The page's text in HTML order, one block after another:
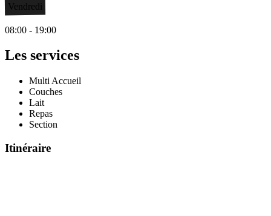
Vendredi
08:00 - 19:00
Les services
Multi Accueil
Couches
Lait
Repas
Section
Itinéraire